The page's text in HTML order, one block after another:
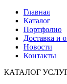
Главная
Каталог
Портфолио
Доставка и
Новости
Контакты
КАТАЛОГ